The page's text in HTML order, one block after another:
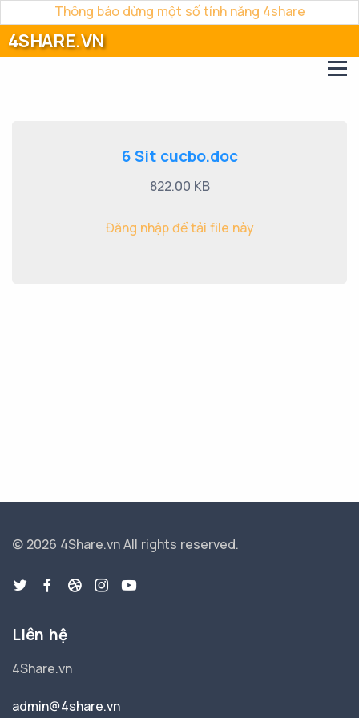
Thông báo dừng một số tính năng 4share
4SHARE.VN
6 Sit cucbo.doc
822.00 KB
Đăng nhập để tải file này
© 2026 4Share.vnAll rights reserved.
Liên hệ
4Share.vn
admin@4share.vn